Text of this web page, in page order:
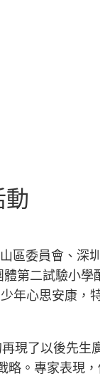
區委員會、深
體第二試驗小學
年心思安康，
現了以後先生
略。專家表現